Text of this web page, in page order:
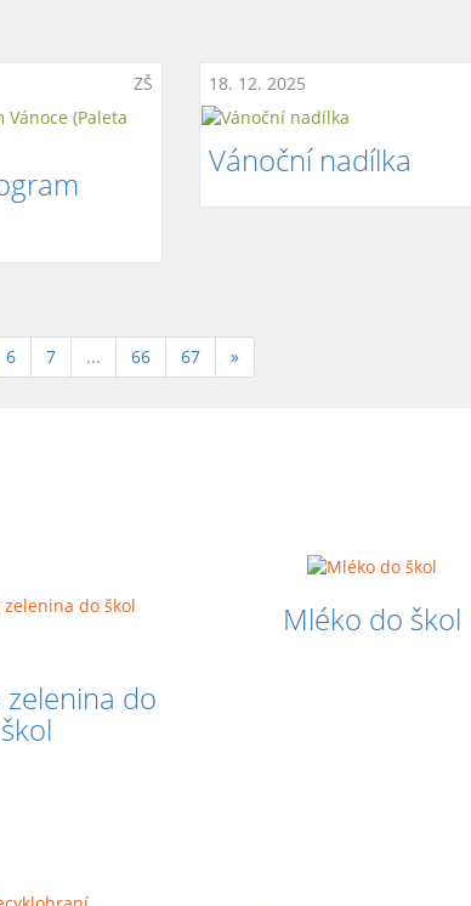
ZŠ 18. 12. 2025
Vánoční nadílka
6 7 ... 66 67 »
zelenina do
škol
Mléko do škol